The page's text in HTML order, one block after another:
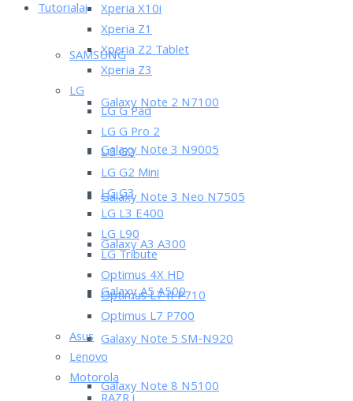
Tutorialai
SAMSUNG
Galaxy Note 2 N7100
Galaxy Note 3 N9005
Galaxy Note 3 Neo N7505
Galaxy A3 A300
Galaxy A5 A500
Galaxy Note 5 SM-N920
Galaxy Note 8 N5100
Xperia X10i
Xperia Z1
Xperia Z2 Tablet
Xperia Z3
LG
LG G Pad
LG G Pro 2
LG G2
LG G2 Mini
LG G3
LG L3 E400
LG L90
LG Tribute
Optimus 4X HD
Optimus L7 II P710
Optimus L7 P700
Asus
Lenovo
Motorola